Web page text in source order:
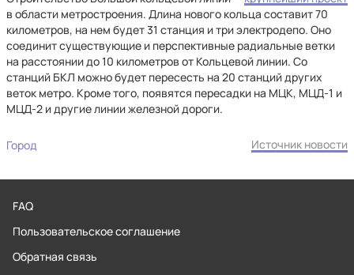
в области метростроения. Длина нового кольца составит 70
километров, на нем будет 31 станция и три электродепо. Оно
соединит существующие и перспективные радиальные ветки
на расстоянии до 10 километров от Кольцевой линии. Со
станций БКЛ можно будет пересесть на 20 станций других
веток метро. Кроме того, появятся пересадки на МЦК, МЦД-1 и
МЦД-2 и другие линии железной дороги.
Город Источник новости
FAQ
Пользовательское соглашение
Обратная связь